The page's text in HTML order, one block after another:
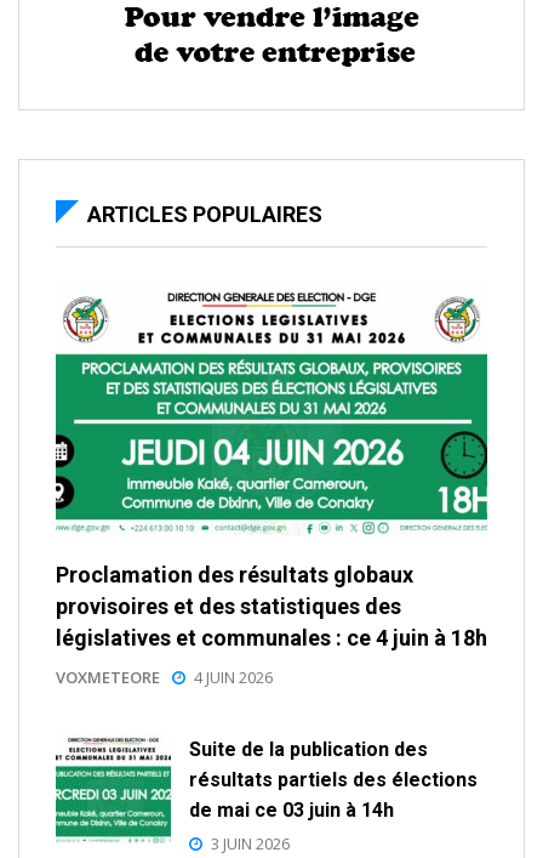
ARTICLES POPULAIRES
Proclamation des résultats globaux
provisoires et des statistiques des
législatives et communales : ce 4 juin à 18h
VOXMETEORE 4 JUIN 2026
Suite de la publication des
résultats partiels des élections
de mai ce 03 juin à 14h
3 JUIN 2026